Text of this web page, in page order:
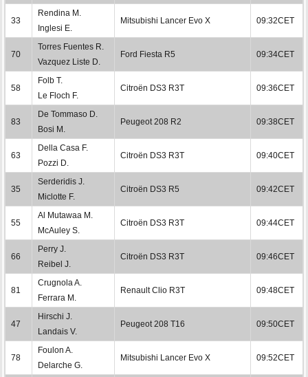
33
Rendina M.
Inglesi E.
Mitsubishi Lancer Evo X 09:32CET
70
Torres Fuentes R.
Vazquez Liste D.
Ford Fiesta R5 09:34CET
58
Folb T.
Le Floch F.
Citroën DS3 R3T 09:36CET
83
De Tommaso D.
Bosi M.
Peugeot 208 R2 09:38CET
63
Della Casa F.
Pozzi D.
Citroën DS3 R3T 09:40CET
35
Serderidis J.
Miclotte F.
Citroën DS3 R5 09:42CET
55
Al Mutawaa M.
McAuley S.
Citroën DS3 R3T 09:44CET
66
Perry J.
Reibel J.
Citroën DS3 R3T 09:46CET
81
Crugnola A.
Ferrara M.
Renault Clio R3T 09:48CET
47
Hirschi J.
Landais V.
Peugeot 208 T16 09:50CET
78
Foulon A.
Delarche G.
Mitsubishi Lancer Evo X 09:52CET